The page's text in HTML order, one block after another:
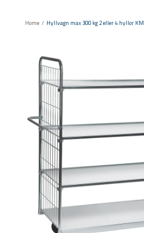
Home / Hyllvagn max 300 kg 2 eller 4 hyllor KM